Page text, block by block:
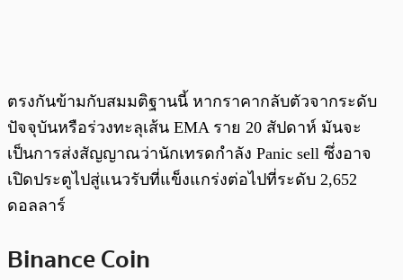
ตรงกันข้ามกับสมมติฐานนี้ หากราคากลับตัวจากระดับ
ปัจจุบันหรือร่วงทะลุเส้น EMA ราย 20 สัปดาห์ มันจะ
เป็นการส่งสัญญาณว่านักเทรดกำลัง Panic sell ซึ่งอาจ
เปิดประตูไปสู่แนวรับที่แข็งแกร่งต่อไปที่ระดับ 2,652
ดอลลาร์
Binance Coin